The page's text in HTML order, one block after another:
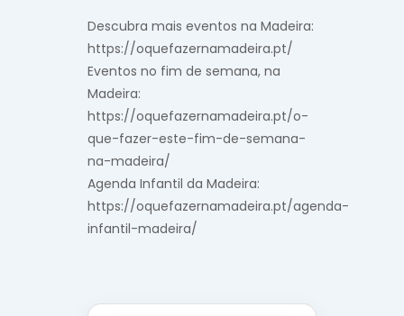
Descubra mais eventos na Madeira:
https://oquefazernamadeira.pt/
Eventos no fim de semana, na
Madeira:
https://oquefazernamadeira.pt/o-
que-fazer-este-fim-de-semana-
na-madeira/
Agenda Infantil da Madeira:
https://oquefazernamadeira.pt/agenda-
infantil-madeira/